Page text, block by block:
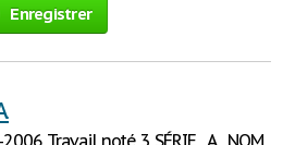
Enregistrer
Travail noté 3 SÉRIE _A_ NOM